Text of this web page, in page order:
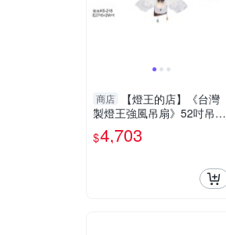
商店
【燈王的店】《台灣
製燈王強風吊扇》52吋吊扇
+吊扇燈5+1燈(馬達保固十
年) ☆KS-217+KS-218
$4,703